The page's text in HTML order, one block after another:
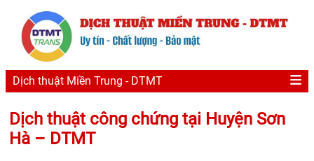
Dịch thuật Miền Trung - DTMT
Dịch thuật công chứng tại Huyện Sơn
Hà – DTMT